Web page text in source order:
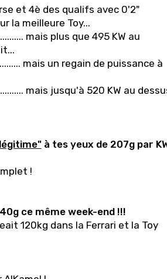
et 4è des qualifs avec 0'2"
la meilleure Toy...
mais plus que 495 KW au
mais un regain de puissance à
mais jusqu'à 520 KW au
à tes yeux de 207g par
!
ce même week-end !!!
120kg dans la Ferrari et la Toy